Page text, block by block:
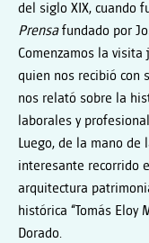
del siglo XIX, cuando
Prensafundado por
Comenzamos la visita
quien nos recibió con
nos relató sobre la
laborales y
Luego, de la mano de
interesante recorrido
arquitectura
histórica “Tomás Eloy
Dorado.